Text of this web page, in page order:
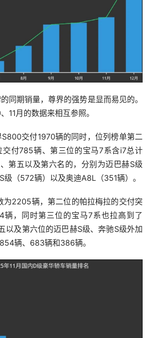
同期销量，尊界的强势是显而易见的。
11月的数据来相互参照。
交付1970辆的同时，位列榜单第二
交付785辆、第三位的宝马7系含i7总计
第五以及第六名的，分别为迈巴赫S级
级（572辆）以及奥迪A8L（351辆）。
为2205辆，第二位的帕拉梅拉的交付突
辆，同时第三位的宝马7系也拉高到了
以及第六位的迈巴赫S级、奔驰S级外加
辆、683辆和386辆。